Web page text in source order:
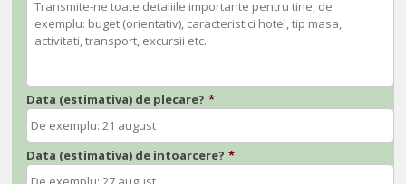
Data (estimativa) de plecare? *
Data (estimativa) de intoarcere? *